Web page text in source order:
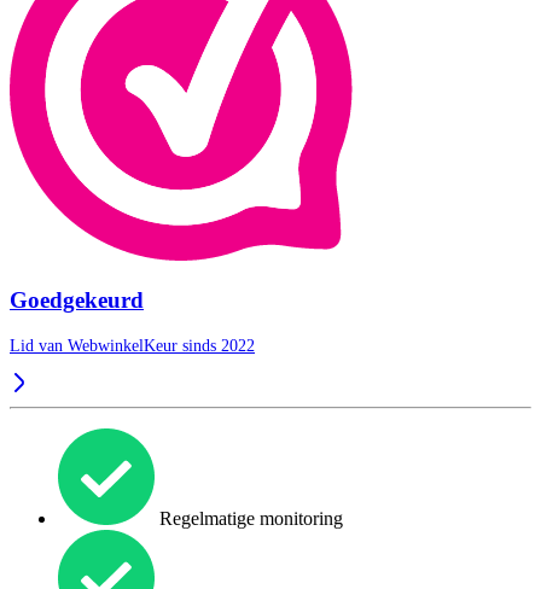
Goedgekeurd
Lid van WebwinkelKeur sinds 2022
Regelmatige monitoring